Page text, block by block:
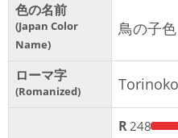
色の名前
Japan Color
Name
鳥の子色
ローマ字
Romanized
R248